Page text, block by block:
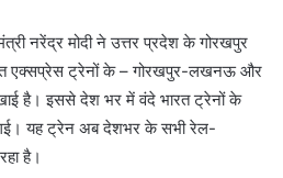
नरेंद्र मोदी ने उत्तर प्रदेश के गोरखपुर
एक्सप्रेस ट्रेनों के – गोरखपुर-लखनऊ और
है। इससे देश भर में वंदे भारत ट्रेनों के
यह ट्रेन अब देशभर के सभी रेल-
है।